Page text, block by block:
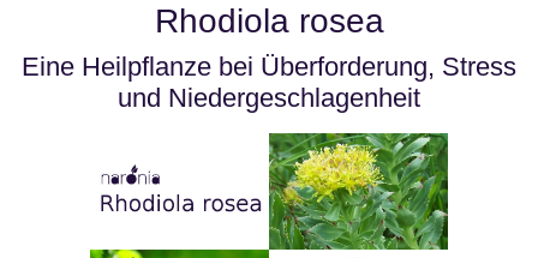
Rhodiola rosea
Eine Heilpflanze bei Überforderung, Stress
und Niedergeschlagenheit